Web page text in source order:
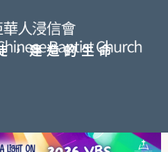
，建造的生命